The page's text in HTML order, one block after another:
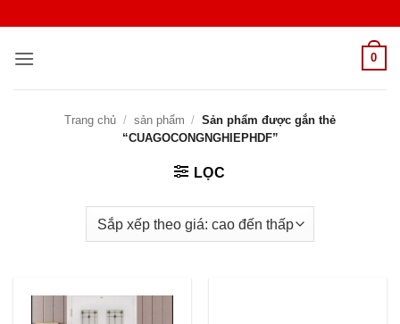
nội
0
Trang chủ / sản phẩm / Sản phẩm được gắn thẻ
“CUAGOCONGNGHIEPHDF”
LỌC